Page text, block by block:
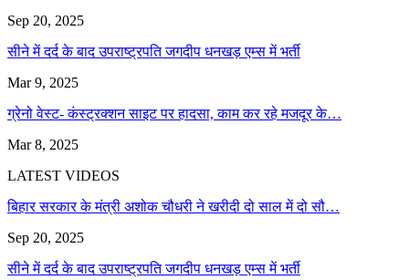
Sep 20, 2025
सीने में दर्द के बाद उपराष्ट्रपति जगदीप धनखड़ एम्स में भर्ती
Mar 9, 2025
ग्रेनो वेस्ट- कंस्ट्रक्शन साइट पर हादसा, काम कर रहे मजदूर के…
Mar 8, 2025
LATEST VIDEOS
बिहार सरकार के मंत्री अशोक चौधरी ने खरीदी दो साल में दो सौ…
Sep 20, 2025
सीने में दर्द के बाद उपराष्ट्रपति जगदीप धनखड़ एम्स में भर्ती